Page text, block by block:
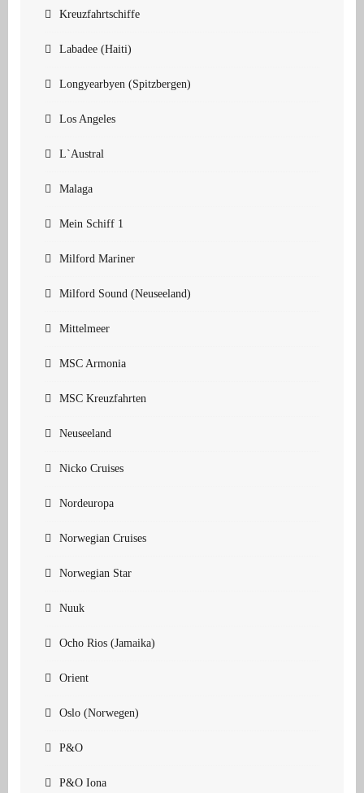
Kreuzfahrtschiffe
Labadee (Haiti)
Longyearbyen (Spitzbergen)
Los Angeles
L`Austral
Malaga
Mein Schiff 1
Milford Mariner
Milford Sound (Neuseeland)
Mittelmeer
MSC Armonia
MSC Kreuzfahrten
Neuseeland
Nicko Cruises
Nordeuropa
Norwegian Cruises
Norwegian Star
Nuuk
Ocho Rios (Jamaika)
Orient
Oslo (Norwegen)
P&O
P&O Iona